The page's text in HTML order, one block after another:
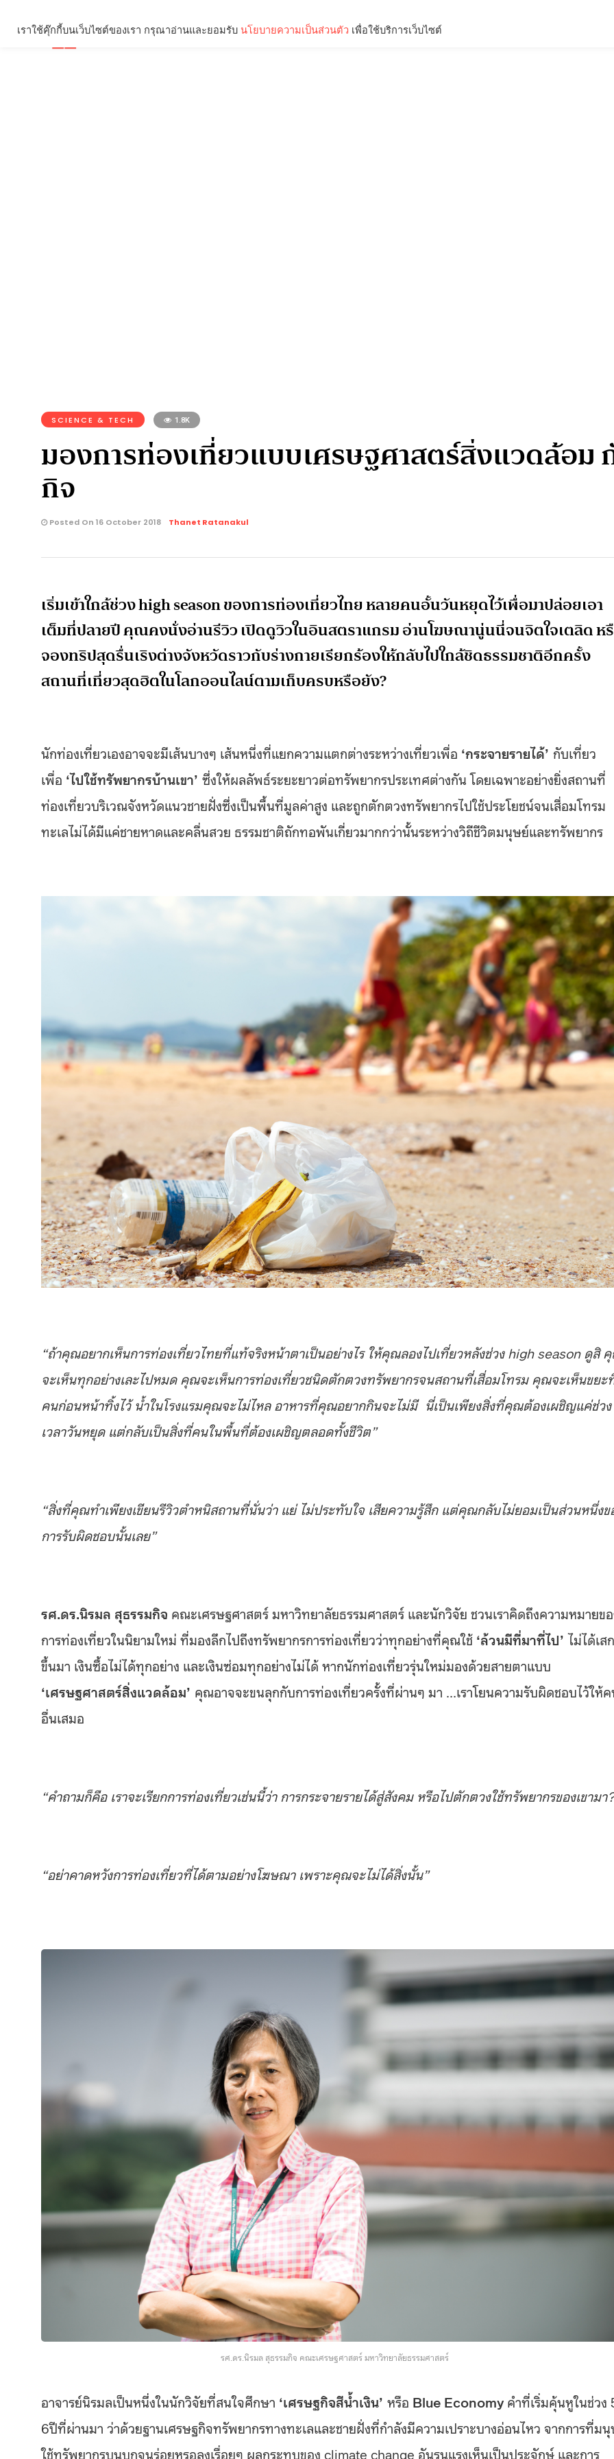
SCIENCE & TECH 1.8K
มองการท่องเที่ยวแบบเศรษฐศาสตร์สิ่งแวดล้อม
กิจ
Posted On 16 October 2018 Thanet Ratanakul
เริ่มเข้าใกล้ช่วง high season ของการท่องเที่ยวไทย หลายคนอั้นวันหยุดไว้เพื่อมาปล่อยเอา
เต็มที่ปลายปี คุณคงนั่งอ่านรีวิว เปิดดูวิวในอินสตราแกรม อ่านโฆษณานู่นนี่จนจิตใจเตลิด ห
จองทริปสุดรื่นเริงต่างจังหวัดราวกับร่างกายเรียกร้องให้กลับไปใกล้ชิดธรรมชาติอีกครั้ง
สถานที่เที่ยวสุดฮิตในโลกออนไลน์ตามเก็บครบหรือยัง?
นักท่องเที่ยวเองอาจจะมีเส้นบางๆ เส้นหนึ่งที่แยกความแตกต่างระหว่างเที่ยวเพื่อ ‘กระจายรายได้’ กับเที่ยว
เพื่อ ‘ไปใช้ทรัพยากรบ้านเขา’ ซึ่งให้ผลลัพธ์ระยะยาวต่อทรัพยากรประเทศต่างกัน โดยเฉพาะอย่างยิ่งสถานที่
ท่องเที่ยวบริเวณจังหวัดแนวชายฝั่งซึ่งเป็นพื้นที่มูลค่าสูง และถูกตักตวงทรัพยากรไปใช้ประโยชน์จนเสื่อมโทรม
ทะเลไม่ได้มีแค่ชายหาดและคลื่นสวย ธรรมชาติถักทอพันเกี่ยวมากกว่านั้นระหว่างวิถีชีวิตมนุษย์และทรัพยากร
“ถ้าคุณอยากเห็นการท่องเที่ยวไทยที่แท้จริงหน้าตาเป็นอย่างไร ให้คุณลองไปเที่ยวหลังช่วง high seasonดูสิ
จะเห็นทุกอย่างเละไปหมด คุณจะเห็นการท่องเที่ยวชนิดตักตวงทรัพยากรจนสถานที่เสื่อมโทรม คุณจะเห็นขยะ
คนก่อนหน้าทิ้งไว้ น้ำในโรงแรมคุณจะไม่ไหล อาหารที่คุณอยากกินจะไม่มี นี่เป็นเพียงสิ่งที่คุณต้องเผชิญแค่ช่วง
เวลาวันหยุด แต่กลับเป็นสิ่งที่คนในพื้นที่ต้องเผชิญตลอดทั้งชีวิต”
“สิ่งที่คุณทำเพียงเขียนรีวิวตำหนิสถานที่นั่นว่า แย่ ไม่ประทับใจ เสียความรู้สึก แต่คุณกลับไม่ยอมเป็นส่วนหนึ่งข
การรับผิดชอบนั้นเลย”
รศ.ดร.นิรมล สุธรรมกิจ คณะเศรษฐศาสตร์ มหาวิทยาลัยธรรมศาสตร์ และนักวิจัย ชวนเราคิดถึงความหมายข
การท่องเที่ยวในนิยามใหม่ ที่มองลึกไปถึงทรัพยากรการท่องเที่ยวว่าทุกอย่างที่คุณใช้ ‘ล้วนมีที่มาที่ไป’ ไม่ได้เสก
ขึ้นมา เงินซื้อไม่ได้ทุกอย่าง และเงินซ่อมทุกอย่างไม่ได้ หากนักท่องเที่ยวรุ่นใหม่มองด้วยสายตาแบบ
‘เศรษฐศาสตร์สิ่งแวดล้อม’ คุณอาจจะขนลุกกับการท่องเที่ยวครั้งที่ผ่านๆ มา …เราโยนความรับผิดชอบไว้ให้
อื่นเสมอ
“คำถามก็คือ เราจะเรียกการท่องเที่ยวเช่นนี้ว่า การกระจายรายได้สู่สังคม หรือไปตักตวงใช้ทรัพยากรของเขามา?
“อย่าคาดหวังการท่องเที่ยวที่ได้ตามอย่างโฆษณา เพราะคุณจะไม่ได้สิ่งนั้น”
รศ.ดร.นิรมล สุธรรมกิจ คณะเศรษฐศาสตร์ มหาวิทยาลัยธรรมศาสตร์
อาจารย์นิรมลเป็นหนึ่งในนักวิจัยที่สนใจศึกษา ‘เศรษฐกิจสีน้ำเงิน’ หรือ Blue Economy คำที่เริ่มคุ้นหูในช่วง
6ปีที่ผ่านมา ว่าด้วยฐานเศรษฐกิจทรัพยากรทางทะเลและชายฝั่งที่กำลังมีความเปราะบางอ่อนไหว จากการที่ม
ใช้ทรัพยากรบนบกจนร่อยหรอลงเรื่อยๆ ผลกระทบของ climate change อันรุนแรงเห็นเป็นประจักษ์ และการ
เราใช้คุ๊กกี้บนเว็บไซต์ของเรา กรุณาอ่านและยอมรับ นโยบายความเป็นส่วนตัว เพื่อใช้บริการเว็บไซต์